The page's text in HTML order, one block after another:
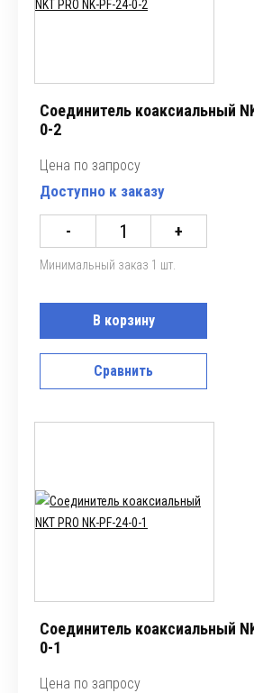
Соединитель коаксиальный
0-2
Цена по запросу
Доступно к заказу
- +
Минимальный заказ 1 шт.
В корзину
Сравнить
Соединитель коаксиальный
0-1
Цена по запросу